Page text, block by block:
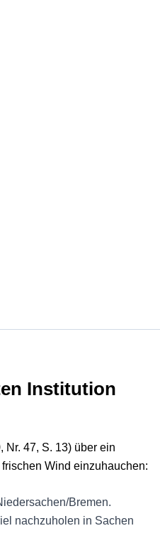
Institution
Nr. 47, S. 13) über ein
Wind einzuhauchen:
Bremen.
nachzuholen in Sachen